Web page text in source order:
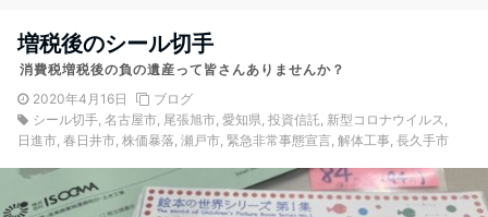
増税後のシール切手
消費税増税後の負の遺産って皆さんありませんか？
2020年4月16日
ブログ
シール切手, 名古屋市, 尾張旭市, 愛知県, 投資信託, 新型コロナウイルス,
日進市, 春日井市, 株価暴落, 瀬戸市, 緊急非常事態宣言, 解体工事, 長久手市